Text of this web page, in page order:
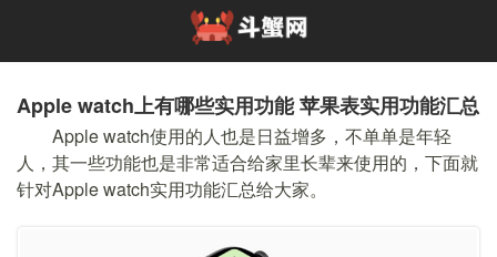
Apple watch上有哪些实用功能 苹果表实用功能汇总
Apple watch使用的人也是日益增多，不单单是年轻
人，其一些功能也是非常适合给家里长辈来使用的，下面就
针对Apple watch实用功能汇总给大家。